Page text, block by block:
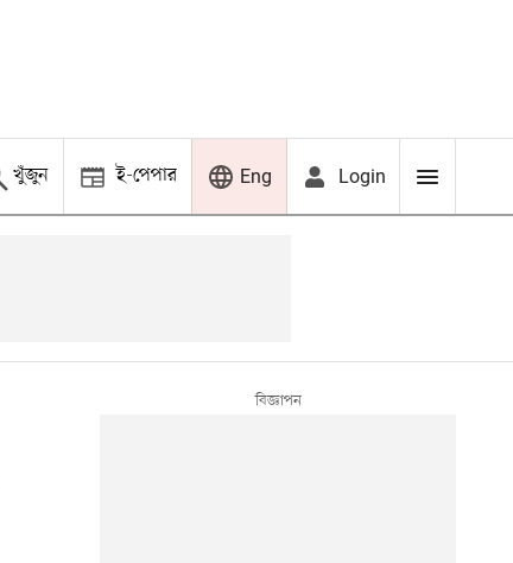
খুঁজুন ই-পেপার Eng Login